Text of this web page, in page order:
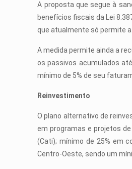
A proposta que segue à
benefícios fiscais da Lei
que atualmente só permite
A medida permite ainda a
os passivos acumulados
mínimo de 5% de seu
Reinvestimento
O plano alternativo de
em programas e projetos
(Cati); mínimo de 25% em
Centro-Oeste, sendo um